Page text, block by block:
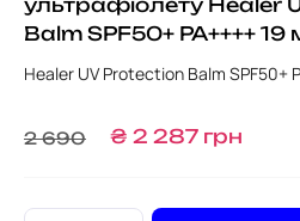
ультрафіолету Healer
Balm SPF50+ РА++++ 19
Healer UV Protection Balm SPF50+
2 690 ₴ 2 287 грн